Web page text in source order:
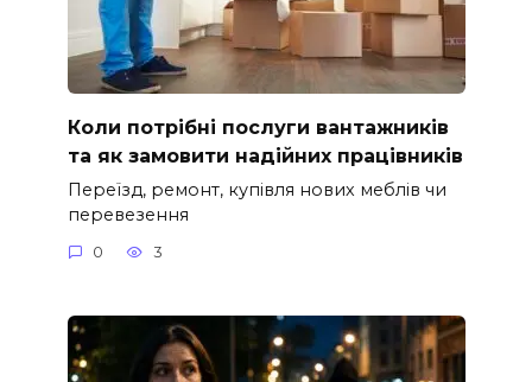
Коли потрібні послуги вантажників
та як замовити надійних працівників
Переїзд, ремонт, купівля нових меблів чи
перевезення
0 3